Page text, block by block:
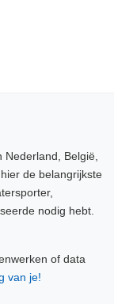
België,
de belangrijkste
nodig hebt.
of data
van je!